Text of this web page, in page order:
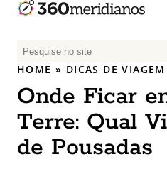
P
e
q
u
s
HOME » DICAS DE VIAGEM
Onde Ficar
Terre: Qual
de Pousadas